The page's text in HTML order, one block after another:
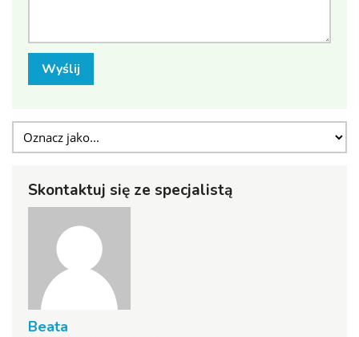
Wyślij
Skontaktuj się ze specjalistą
Beata